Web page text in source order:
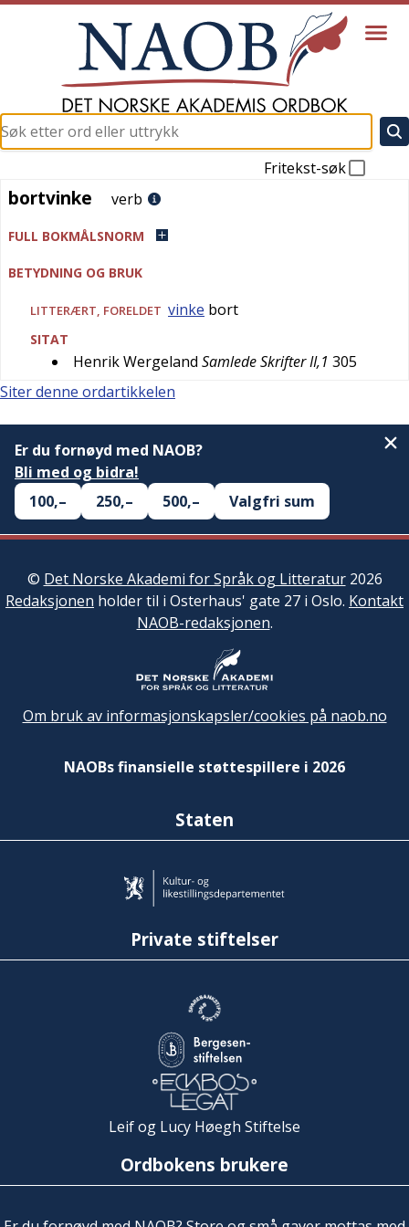
Fritekst-søk
bortvinke
bortvinke verb
FULL BOKMÅLSNORM
BETYDNING OG BRUK
LITTERÆRT, FORELDET vinke bort
SITAT
Henrik Wergeland Samlede Skrifter II,1 305
Siter denne ordartikkelen
Er du fornøyd med NAOB?
Bli med og bidra!
100,–
250,– 500,– Valgfri sum
© Det Norske Akademi for Språk og Litteratur2026
Redaksjonen holder til i Osterhaus' gate 27 i Oslo. Kontakt
NAOB-redaksjonen.
Om bruk av informasjonskapsler/cookies på naob.no
NAOBs finansielle støttespillere i 2026
Staten
Private stiftelser
Leif og Lucy Høegh Stiftelse
Ordbokens brukere